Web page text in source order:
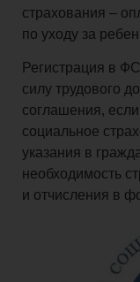
и
взносы
Право
Закрытие
страхования –
по уходу за
Регистрация в
силу трудового
соглашения,
социальное
указания в
необходимость
и отчисления в